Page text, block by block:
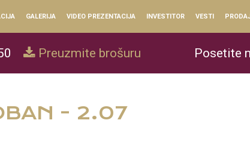
GALERIJA VIDEO PREZENTACIJA INVESTITOR VESTI
Preuzmite brošuru Posetite
- 2.07